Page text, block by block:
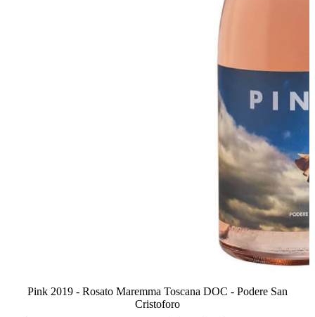
Pink 2019 - Rosato Maremma Toscana DOC - Podere San
Cristoforo